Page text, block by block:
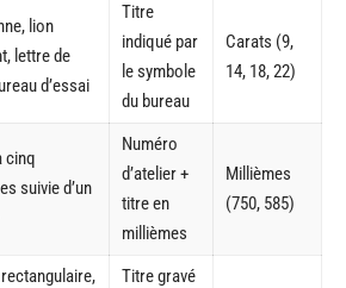
lion
lettre de
d’essai
Titre
indiqué par
le symbole
du bureau
Carats (9,
14, 18, 22)
cinq
suivie d’un
Numéro
d’atelier +
titre en
millièmes
Millièmes
(750, 585)
Titre gravé